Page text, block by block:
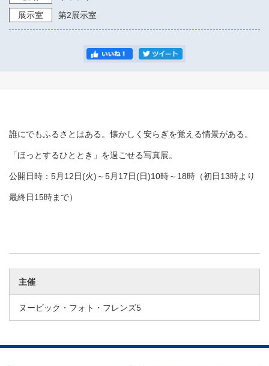
展示室
第2展示室
誰にでもふるさとはある。懐かしく安らぎを覚える情景がある。
「ほっとするひととき」を過ごせる写真展。
公開日時：5月12日(火)～5月17日(日)10時～18時（初日13時より
最終日15時まで）
主催
ヌービック・フォト・フレンズ5